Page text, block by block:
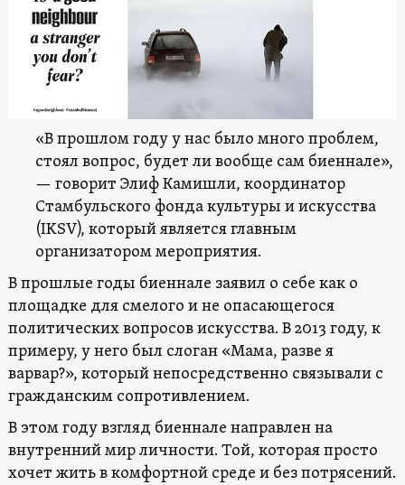
«В прошлом году у нас было много проблем,
стоял вопрос, будет ли вообще сам биеннале»,
— говорит Элиф Камишли, координатор
Стамбульского фонда культуры и искусства
(IKSV), который является главным
организатором мероприятия.
В прошлые годы биеннале заявил о себе как о
площадке для смелого и не опасающегося
политических вопросов искусства. В 2013 году, к
примеру, у него был слоган «Мама, разве я
варвар?», который непосредственно связывали с
гражданским сопротивлением.
В этом году взгляд биеннале направлен на
внутренний мир личности. Той, которая просто
хочет жить в комфортной среде и без потрясений.